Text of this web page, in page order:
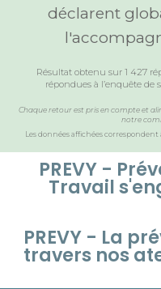
déclarent
Résultat obtenu sur 1 427
répondues à l’enquête de
Chaque retour est pris en compte et
notre
Les données affichées correspondent
PREVY -
Travail
PREVY - La
travers nos